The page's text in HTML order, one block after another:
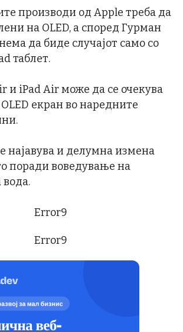
производи од Apple треба да
на OLED, а според Гурман
да биде случајот само со
таблет.
и iPad Air може да се очекува
екран во наредните
најавува и делумна измена
поради воведување на
вода.
Error9
Error9